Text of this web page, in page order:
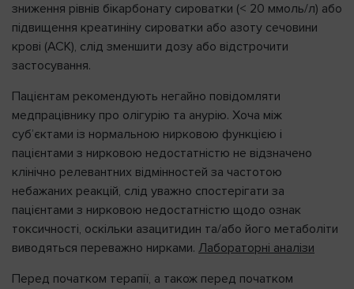
зниження рівнів бікарбонату сироватки (< 20 ммоль/л) або
підвищення креатиніну сироватки або азоту сечовини
крові (АСК), слід зменшити дозу або відстрочити
застосування.
Пацієнтам рекомендують негайно повідомляти
медпрацівнику про олігурію та анурію. Хоча між
суб’єктами із нормальною нирковою функцією і
пацієнтами з нирковою недостатністю не відзначено
клінічно релевантних відмінностей за частотою
небажаних реакцій, слід уважно спостерігати за
пацієнтами з нирковою недостатністю щодо ознак
токсичності, оскільки азацитидин та/або його метаболіти
виводяться переважно нирками. Лабораторні аналізи
Перед початком терапії, а також перед початком